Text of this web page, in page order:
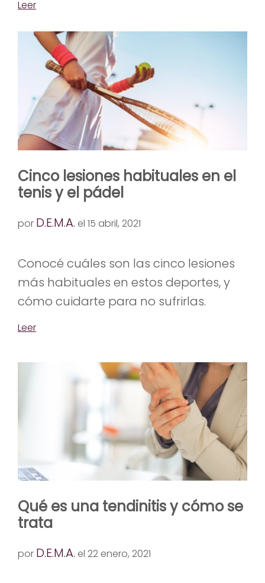
Leer
Cinco lesiones habituales en el
tenis y el pádel
por D.E.M.A. el 15 abril, 2021
Conocé cuáles son las cinco lesiones
más habituales en estos deportes, y
cómo cuidarte para no sufrirlas.
Leer
Qué es una tendinitis y cómo se
trata
por D.E.M.A. el 22 enero, 2021